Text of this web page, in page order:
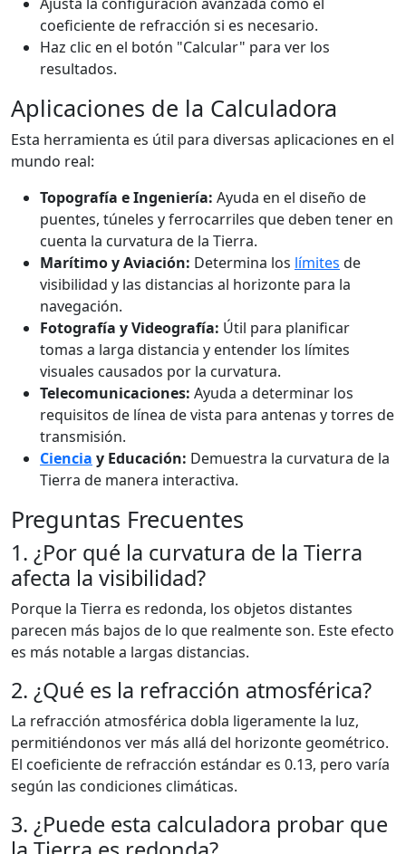
Ajusta la configuración avanzada como el
coeficiente de refracción si es necesario.
Haz clic en el botón "Calcular" para ver los
resultados.
Aplicaciones de la Calculadora
Esta herramienta es útil para diversas aplicaciones en el
mundo real:
Topografía e Ingeniería: Ayuda en el diseño de
puentes, túneles y ferrocarriles que deben tener en
cuenta la curvatura de la Tierra.
Marítimo y Aviación: Determina los límites de
visibilidad y las distancias al horizonte para la
navegación.
Fotografía y Videografía: Útil para planificar
tomas a larga distancia y entender los límites
visuales causados por la curvatura.
Telecomunicaciones: Ayuda a determinar los
requisitos de línea de vista para antenas y torres de
transmisión.
Ciencia y Educación: Demuestra la curvatura de la
Tierra de manera interactiva.
Preguntas Frecuentes
1. ¿Por qué la curvatura de la Tierra
afecta la visibilidad?
Porque la Tierra es redonda, los objetos distantes
parecen más bajos de lo que realmente son. Este efecto
es más notable a largas distancias.
2. ¿Qué es la refracción atmosférica?
La refracción atmosférica dobla ligeramente la luz,
permitiéndonos ver más allá del horizonte geométrico.
El coeficiente de refracción estándar es 0.13, pero varía
según las condiciones climáticas.
3. ¿Puede esta calculadora probar que